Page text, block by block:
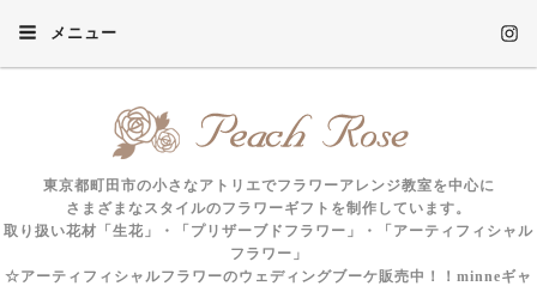
メニュー
東京都町田市の小さなアトリエでフラワーアレンジ教室を中心に
さまざまなスタイルのフラワーギフトを制作しています。
取り扱い花材「生花」・「プリザーブドフラワー」・「アーティフィシャル
フラワー」
☆アーティフィシャルフラワーのウェディングブーケ販売中！！minneギャ